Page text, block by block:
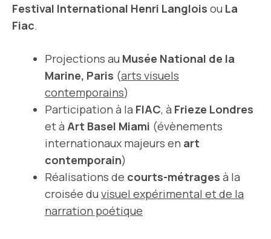
Festival International Henri Langlois ou La
Fiac.
Projections au Musée National de la
Marine, Paris (arts visuels
contemporains)
Participation à la FIAC, à Frieze Londres
et à Art Basel Miami (évènements
internationaux majeurs en art
contemporain)
Réalisations de courts-métrages à la
croisée du visuel expérimental et de la
narration poétique